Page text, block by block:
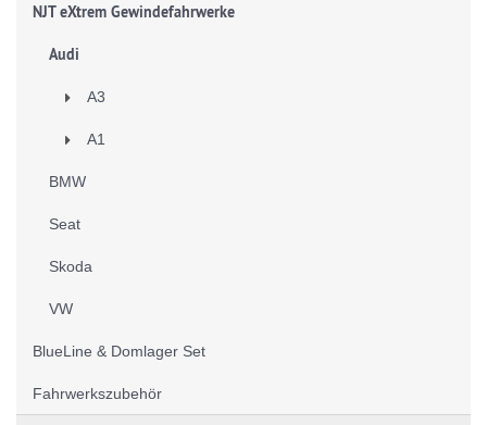
NJT eXtrem Gewindefahrwerke
Audi
A3
A1
BMW
Seat
Skoda
VW
BlueLine & Domlager Set
Fahrwerkszubehör